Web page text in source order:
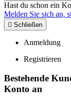
Hast du schon ein
Melden Sie sich an,
 Schließen
Anmeldung
Registrieren
Bestehende
Konto an